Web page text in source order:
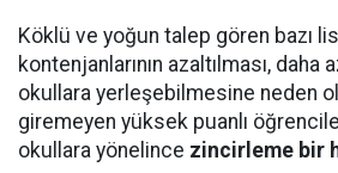
Köklü ve yoğun talep gören bazı
kontenjanlarının azaltılması, daha
okullara yerleşebilmesine neden
giremeyen yüksek puanlı
okullara yönelince zincirleme bir